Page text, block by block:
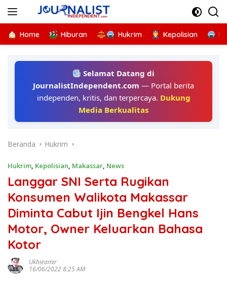
Home Hiburan Hukrim Kepolisian
Selamat Datang di
JournalistIndependent.com — Portal berita
independen, kritis, dan terpercaya. Dukung
Media Berkualitas
Beranda Hukrim
Hukrim, Kepolisian, Makassar, News
Langgar SNI Serta Rugikan
Konsumen Walikota Makassar
Diminta Cabut Ijin Bengkel Hans
Motor, Owner Keluarkan Bahasa
Kotor
Ukhieamir
16/06/2022 8:25 AM